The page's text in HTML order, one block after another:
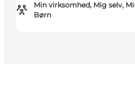
Min virksomhed, Mig selv,
Børn